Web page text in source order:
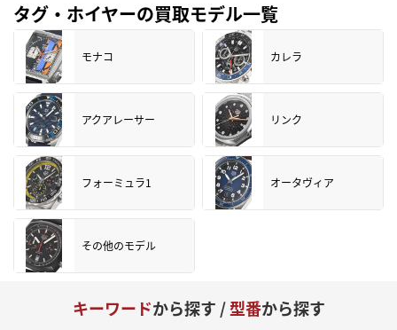
タグ・ホイヤーの買取モデル一覧
モナコ カレラ
アクアレーサー リンク
フォーミュラ1 オータヴィア
その他のモデル
キーワードから探す /型番から探す